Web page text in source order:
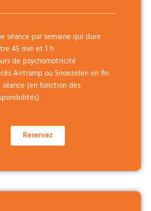
séance par semaine qui dure
45 min et 1 h
de psychomotricité
Airtramp ou Snoezelen en fin
séance (en fonction des
Reservez